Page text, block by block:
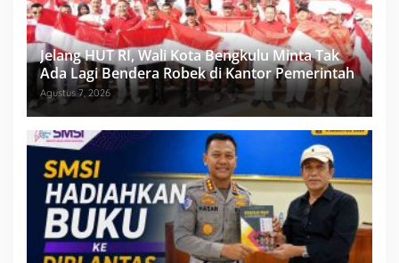
Jelang HUT RI, Wali Kota Bengkulu Minta Tak
Ada Lagi Bendera Robek di Kantor Pemerintah
Agustus 7, 2026